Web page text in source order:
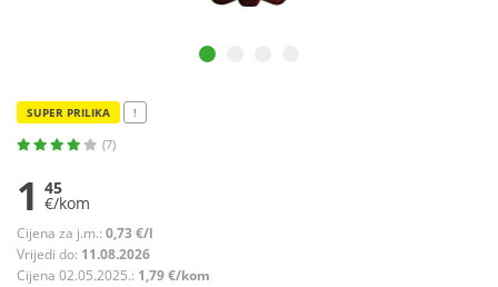
SUPER PRILIKA !
(7)
1 45
€/kom
Cijena za j.m.: 0,73 €/l
Vrijedi do: 11.08.2026
Cijena 02.05.2025.: 1,79 €/kom